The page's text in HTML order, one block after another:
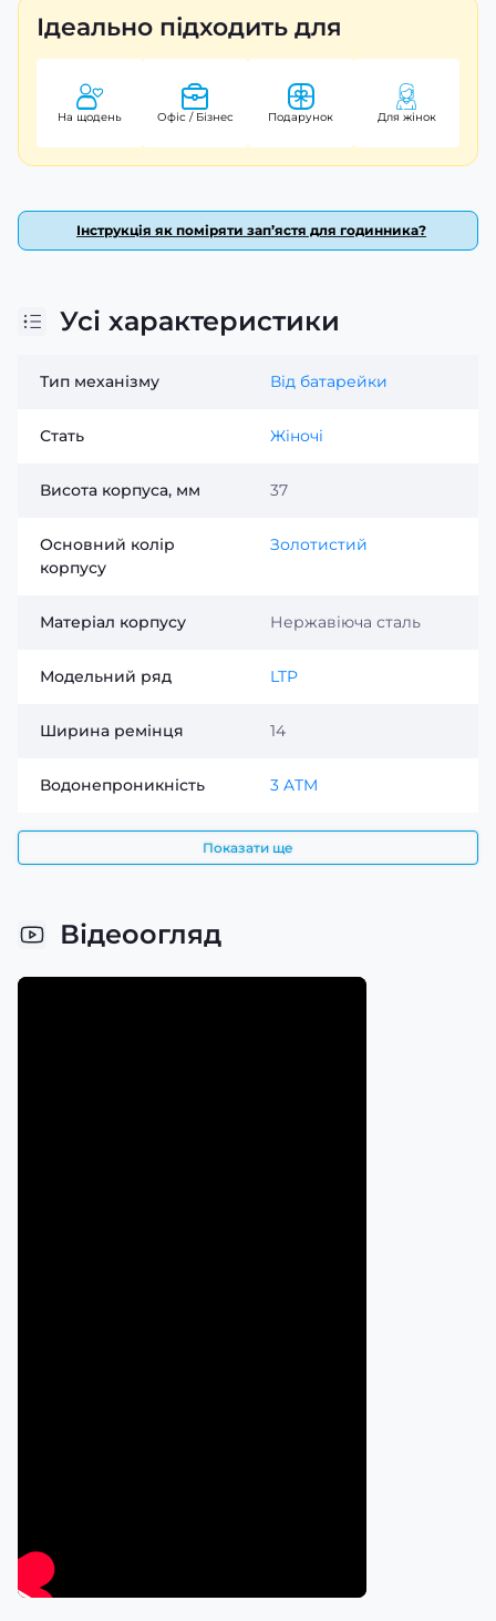
Стильний дизайн та висока якість виконання роблять
цей годинник ідеальним вибором для сучасної жінки.
Не пропустіть можливість доповнити свій образ цим
чудовим аксесуаром від бренду Casio, який славиться
своєю надійністю та елегантністю. Гарантія на годинник
Ідеально підходить для
На щодень Офіс / Бізнес Подарунок Для жінок
Інструкція як поміряти зап’ястя для годинника?
Усі характеристики
Тип механізму Від батарейки
Стать Жіночі
Висота корпуса, мм 37
Основний колір
корпусу
Золотистий
Матеріал корпусу Нержавіюча сталь
Модельний ряд LTP
Ширина ремінця 14
Водонепроникність 3 ATM
Показати ще
Відеоогляд